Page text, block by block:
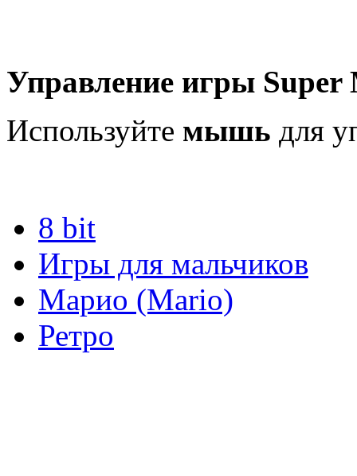
Управление игры Super
Используйте мышь для
8 bit
Игры для мальчиков
Марио (Mario)
Ретро